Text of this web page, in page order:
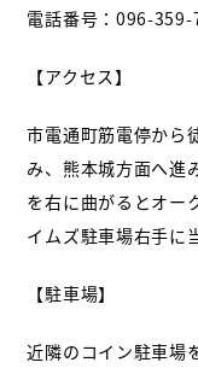
電話番号：096-359-
【アクセス】
市電通町筋電停から
み、熊本城方面へ進
を右に曲がるとオー
イムズ駐車場右手に
【駐車場】
近隣のコイン駐車場